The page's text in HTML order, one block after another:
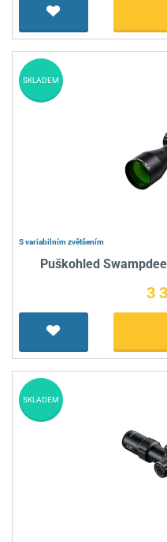
S variabilním zvětšením
Puškohled
3
SKLADEM
SKLADEM